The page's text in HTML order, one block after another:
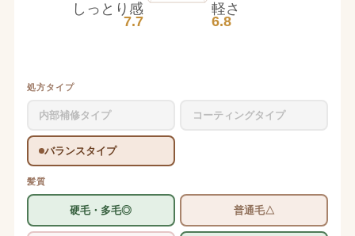
軽さ
6.8
しっとり感
7.7
処方タイプ
内部補修タイプ コーティングタイプ
バランスタイプ
髪質
硬毛・多毛◎ 普通毛△